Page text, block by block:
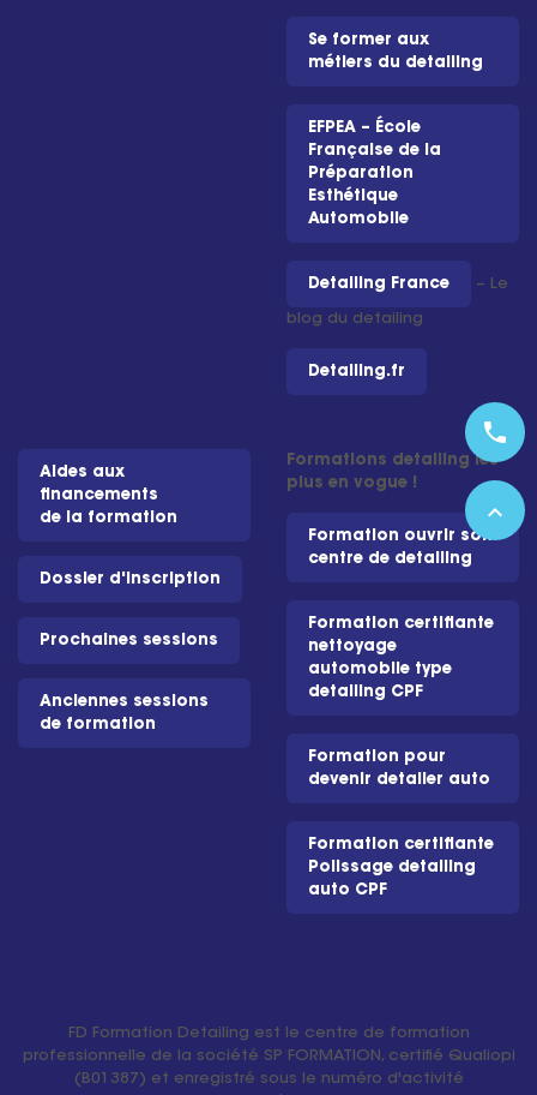
Se former aux
métiers du detailing
EFPEA – École
Française de la
Préparation
Esthétique
Automobile
Detailing France – Le
blog du detailing
Detailing.fr
Aides aux
financements
de la formation
Dossier d'inscription
Prochaines sessions
Anciennes sessions
de formation
Formations detailing les
plus en vogue !
Formation ouvrir son
centre de detailing
Formation certifiante
nettoyage
automobile type
detailing CPF
Formation pour
devenir detailer auto
Formation certifiante
Polissage detailing
auto CPF
FD Formation Detailing est le centre de formation
professionnelle de la société SP FORMATION, certifié Qualiopi
(B01387) et enregistré sous le numéro d'activité
phone
expand_less